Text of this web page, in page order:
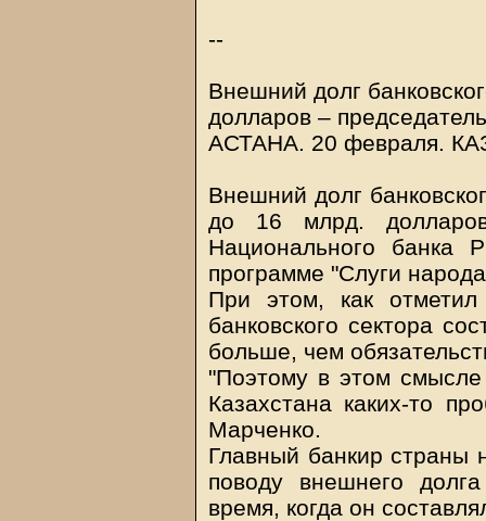
--
Внешний долг
долларов –
АСТАНА. 20 февраля.
Внешний долг
до 16 млрд.
Национального банка
программе "Слуги
При этом, как
банковского сектора
больше, чем
"Поэтому в этом
Казахстана каких-то
Марченко.
Главный банкир страны
поводу внешнего
время, когда он